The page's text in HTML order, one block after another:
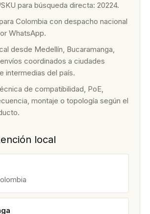
para búsqueda directa: 20224.
Colombia con despacho nacional
WhatsApp.
desde Medellín, Bucaramanga,
coordinados a ciudades
intermedias del país.
de compatibilidad, PoE,
montaje o topología según el
local